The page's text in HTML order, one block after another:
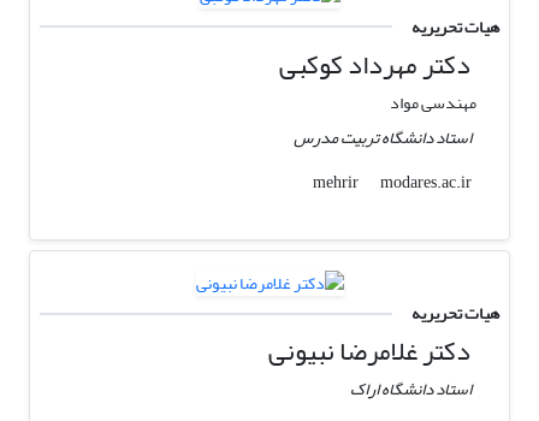
هیات تحریریه
دکتر مهرداد کوکبی
مهندسی مواد
استاد دانشگاه تربیت مدرس
mehrir
modares.ac.ir
هیات تحریریه
دکتر غلامرضا نبیونی
استاد دانشگاه اراک